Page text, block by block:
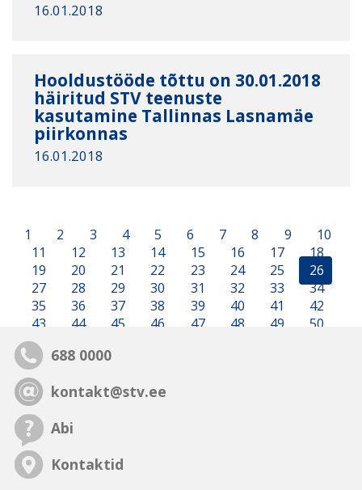
16.01.2018
Hooldustööde tõttu on 30.01.2018
häiritud STV teenuste
kasutamine Tallinnas Lasnamäe
piirkonnas
16.01.2018
1 2 3 4 5 6 7 8 9
10
11
12 13 14 15 16 17
18
19
20 21 22 23 24 25
26
27
28 29 30 31 32 33
34
35
36 37 38 39 40 41
42
43
44 45 46 47 48 49 50
688 0000
kontakt@stv.ee
Abi
Kontaktid